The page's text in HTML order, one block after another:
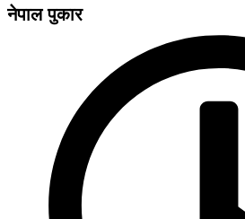
नेपाल पुकार